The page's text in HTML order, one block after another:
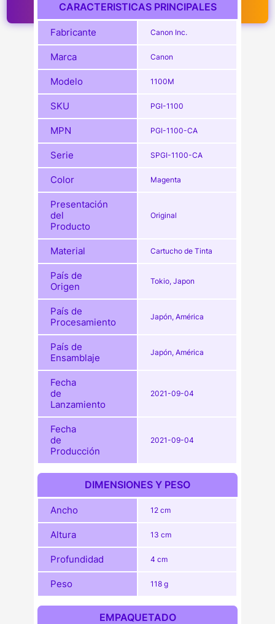
CARACTERISTICAS PRINCIPALES
Fabricante Canon Inc.
Marca Canon
Modelo 1100M
SKU PGI-1100
MPN PGI-1100-CA
Serie SPGI-1100-CA
Color Magenta
Presentación
del
Producto
Original
Material Cartucho de Tinta
País de
Origen
Tokio, Japon
País de
Procesamiento
Japón, América
País de
Ensamblaje
Japón, América
Fecha
de
Lanzamiento
2021-09-04
Fecha
de
Producción
2021-09-04
DIMENSIONES Y PESO
Ancho 12 cm
Altura 13 cm
Profundidad 4 cm
Peso 118 g
EMPAQUETADO